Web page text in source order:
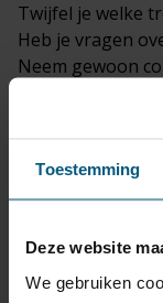
Toestemming
Deze website
We gebruiken
Twijfel je welke
Heb je vragen
Neem gewoon
trekhaken je
Peugeot